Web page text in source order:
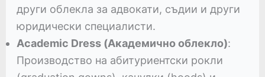
други облекла за адвокати, съдии и други
юридически специалисти.
Academic Dress (Академично облекло):
Производство на абитуриентски рокли